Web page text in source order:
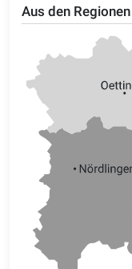
Aus den Regionen